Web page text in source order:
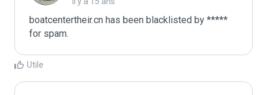
boatcentertheir.cn has been blacklisted by *****
for spam.
Utile